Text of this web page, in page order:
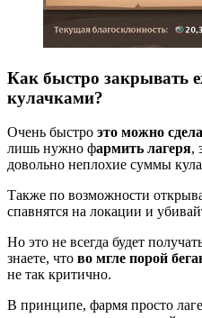
Как быстро закрывать
кулачками?
Очень быстро это можно
лишь нужно фармить лагеря,
довольно неплохие суммы
Также по возможности
спавнятся на локации и
Но это не всегда будет
знаете, что во мгле порой
не так критично.
В принципе, фармя просто